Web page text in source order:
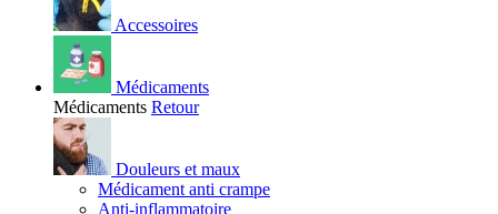
Accessoires
Médicaments
Médicaments Retour
Douleurs et maux
Médicament anti crampe
Anti-inflammatoire